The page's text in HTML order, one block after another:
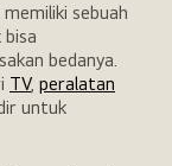
sebuah
bedanya.
TV, peralatan
untuk